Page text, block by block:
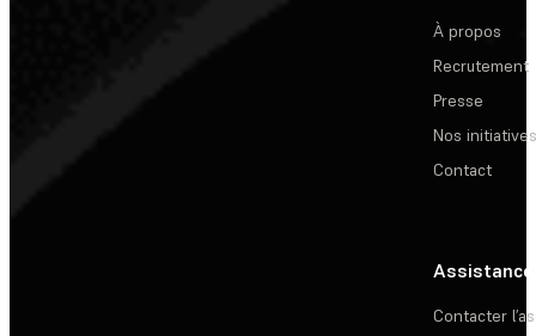
À propos
Recrutement
Presse
Nos initiatives
Contact
Assistance
Contacter